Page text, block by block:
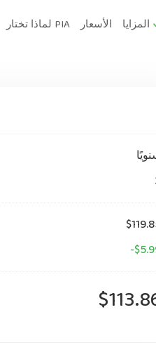
لماذا تختار PIA الأسعار المزايا
-